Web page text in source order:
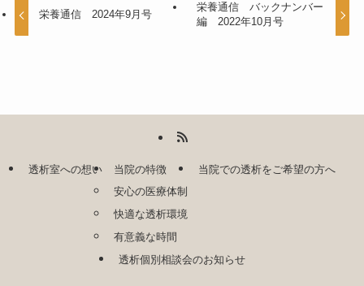
栄養通信 2024年9月号
栄養通信 バックナンバー
編 2022年10月号
透析室への想い
当院の特徴
安心の医療体制
快適な透析環境
有意義な時間
当院での透析をご希望の方へ
透析個別相談会のお知らせ